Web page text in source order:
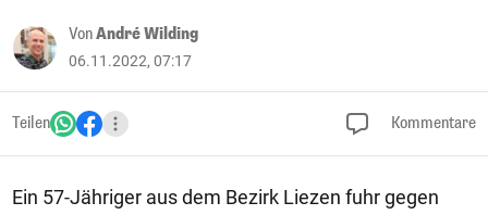
VonAndré Wilding
06.11.2022, 07:17
Teilen Kommentare
Ein 57-Jähriger aus dem Bezirk Liezen fuhr gegen